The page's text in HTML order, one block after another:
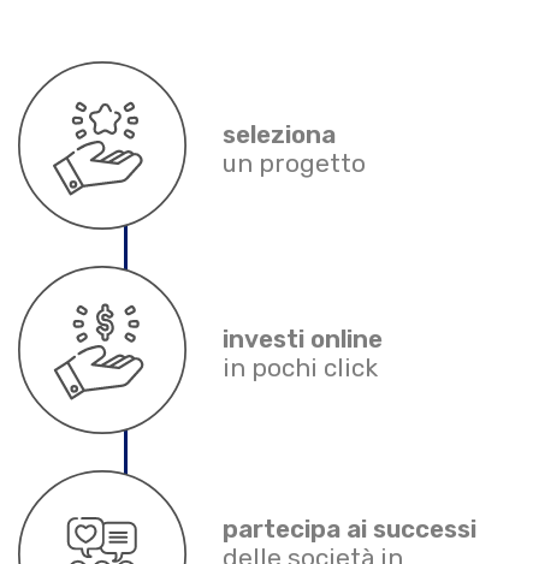
seleziona
un progetto
investi online
in pochi click
partecipa ai successi
delle società in